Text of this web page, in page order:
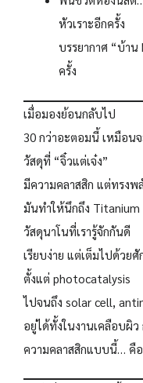
หัวเราะอีกครั้ง
บรรยากาศ “บ้า
ครั้ง
เมื่อมองย้อนกลับไป
30 กว่าอะตอมนี้ เหมือ
วัสดุที่ “จิ๋วแต่เจ๋ง”
มีความคลาสสิก แต่ทรงพ
มันทำให้นึกถึง Titanium
วัสดุนาโนที่เรารู้จักกันดี
เรียบง่าย แต่เต็มไปด้วย
ตั้งแต่ photocatalysis
ไปจนถึง solar cell,
อยู่ได้ทั้งในงานเคลือบผิว
ความคลาสสิกแบบนี้… คื